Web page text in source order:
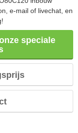
e-mail of livechat, en
speciale